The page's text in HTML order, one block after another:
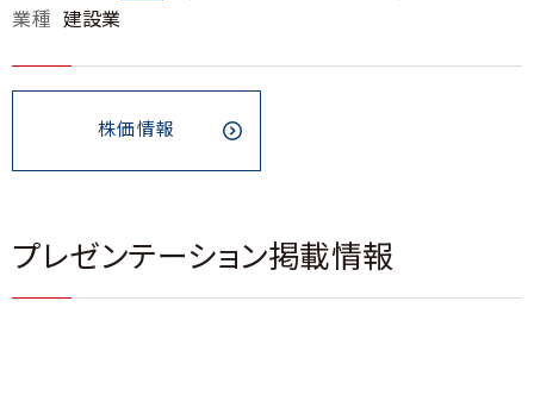
業種
建設業
株価情報
プレゼンテーション掲載情報